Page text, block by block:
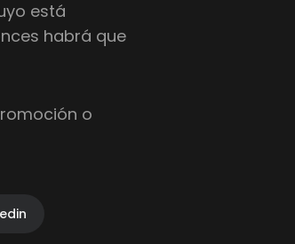
está
habrá que
o